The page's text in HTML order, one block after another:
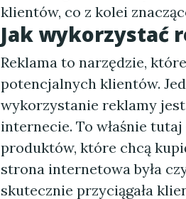
klientów, co z kolei
Jak wykorzystać
Reklama to narzędzie,
potencjalnych klientów.
wykorzystanie reklamy
internecie. To właśnie
produktów, które chcą
strona internetowa była
skutecznie przyciągała